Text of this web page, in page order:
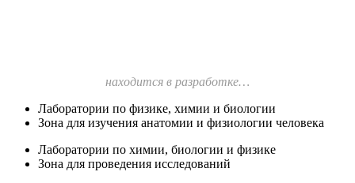
находится в разработке…
Лаборатории по физике, химии и биологии
Зона для изучения анатомии и физиологии человека
Лаборатории по химии, биологии и физике
Зона для проведения исследований